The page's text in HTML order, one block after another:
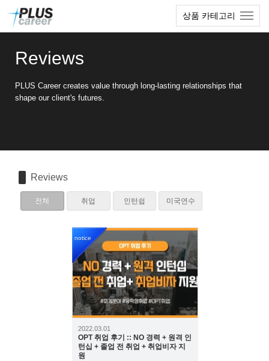
상품 카테고리
Reviews
PLUS Career creates value through long-lasting relationships that
shape our client's futures.
Reviews
전체 취업 인턴쉽 미국연수
notice
1169
2022.03.01
OPT 취업 후기 :: NO 경력 + 원격 인
턴십 + 졸업 전 취업 + 취업비자 지
원